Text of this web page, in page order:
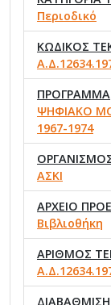
Περιοδικό
ΚΩΔΙΚΟΣ
ΠΡΟΓΡΑΜΜΑ
ΨΗΦΙΑΚΟ
1967-1974
ΑΣΚΙ
ΑΡΧΕΙΟ
Βιβλιοθήκη
ΑΡΙΘΜΟΣ
ΔΙΑΒΑΘΜΙΣΗ